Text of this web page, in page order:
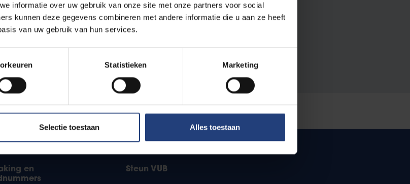
informatie over uw gebruik van onze site met onze partners voor social
kunnen deze gegevens combineren met andere informatie die u aan ze heeft
van uw gebruik van hun services.
Statistieken Marketing
Selectie toestaan Alles toestaan
pagina waar je de fout zag.
nl/studeren-aan-de-vub/alle-opleidingen
en
Steun VUB